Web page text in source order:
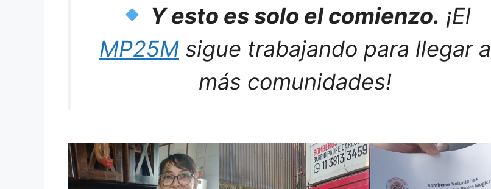
Y esto es solo el comienzo. ¡El
MP25M sigue trabajando para llegar a
más comunidades!